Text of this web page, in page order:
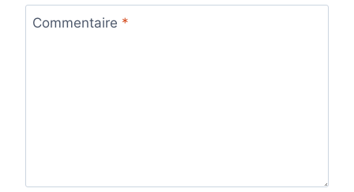
Commentaire *